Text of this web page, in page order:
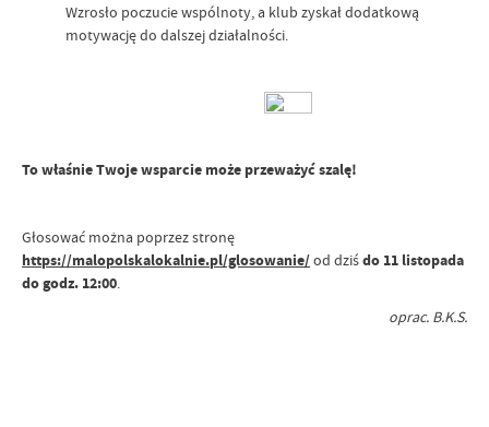
Wzrosło poczucie wspólnoty, a klub zyskał dodatkową
motywację do dalszej działalności.
To właśnie Twoje wsparcie może przeważyć szalę!
Głosować można poprzez stronę
https://malopolskalokalnie.pl/glosowanie/od dziśdo 11 listopada
do godz. 12:00.
oprac. B.K.S.